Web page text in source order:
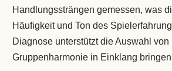
Handlungssträngen gemessen, was
Häufigkeit und Ton des
Diagnose unterstützt die Auswahl
Gruppenharmonie in Einklang